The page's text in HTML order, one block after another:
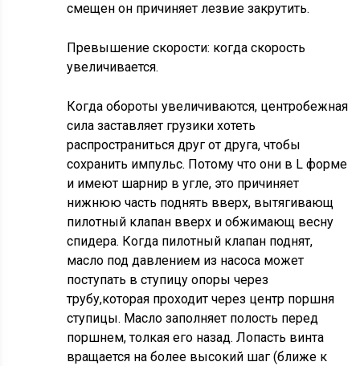
смещен он причиняет лезвие закрутить.
Превышение скорости: когда скорость
увеличивается.
Когда обороты увеличиваются, центробежная
сила заставляет грузики хотеть
распространиться друг от друга, чтобы
сохранить импульс. Потому что они в L форме
и имеют шарнир в угле, это причиняет
нижнюю часть поднять вверх, вытягивающ
пилотный клапан вверх и обжимающ весну
спидера. Когда пилотный клапан поднят,
масло под давлением из насоса может
поступать в ступицу опоры через
трубу,которая проходит через центр поршня
ступицы. Масло заполняет полость перед
поршнем, толкая его назад. Лопасть винта
вращается на более высокий шаг (ближе к